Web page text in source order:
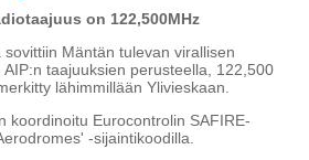
on 122,500MHz
Mäntän tulevan virallisen
taajuuksien perusteella, 122,500
lähimmillään Ylivieskaan.
koordinoitu Eurocontrolin SAFIRE-
-sijaintikoodilla.